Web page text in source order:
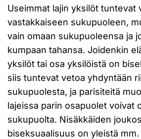
Useimmat lajin yksilöt tuntevat
vastakkaiseen sukupuoleen,
vain omaan sukupuoleensa ja
kumpaan tahansa. Joidenkin
yksilöt tai osa yksilöistä on
siis tuntevat vetoa yhdyntään
sukupuolesta, ja parisiteitä
lajeissa parin osapuolet voivat
sukupuolta. Nisäkkäiden
biseksuaalisuus on yleistä